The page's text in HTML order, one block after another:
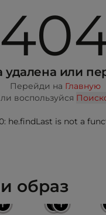
удалена или
Перейди на Главную
воспользуйся
he.findLast is not a
образ
++